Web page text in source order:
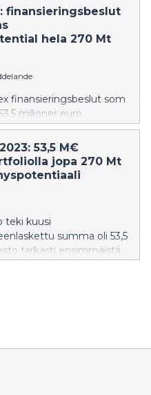
efficient vessels
the potential to lead
across the sector.
finansieringsbeslut
hela 270 Mt
finansieringsbeslut som
miljoner euro.
gången
för sina år 2021
och hela
kumulativa
ekv.
53,5 M€
jopa 270 Mt
teki kuusi
summa oli 53,5
tarkasti ensimmäistä